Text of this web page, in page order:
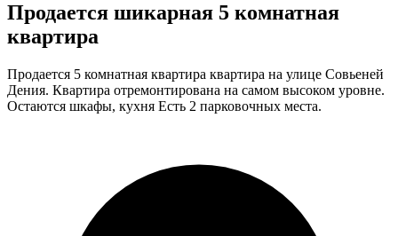
Продается шикарная 5 комнатная
квартира
Продается 5 комнатная квартира квартира на улице Совьеней
Дения. Квартира отремонтирована на самом высоком уровне.
Остаются шкафы, кухня Есть 2 парковочных места.